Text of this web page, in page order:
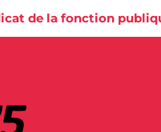
de la fonction